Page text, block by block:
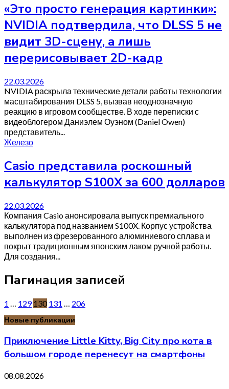
«Это просто генерация картинки»:
NVIDIA подтвердила, что DLSS 5 не
видит 3D-сцену, а лишь
перерисовывает 2D-кадр
22.03.2026
NVIDIA раскрыла технические детали работы технологии
масштабирования DLSS 5, вызвав неоднозначную
реакцию в игровом сообществе. В ходе переписки с
видеоблогером Даниэлем Оуэном (Daniel Owen)
представитель...
Железо
Casio представила роскошный
калькулятор S100X за 600 долларов
22.03.2026
Компания Casio анонсировала выпуск премиального
калькулятора под названием S100X. Корпус устройства
выполнен из фрезерованного алюминиевого сплава и
покрыт традиционным японским лаком ручной работы.
Для создания...
Пагинация записей
1 129 130 131
206
Новые публикации
Приключение Little Kitty, Big City про кота в
большом городе перенесут на смартфоны
08.08.2026